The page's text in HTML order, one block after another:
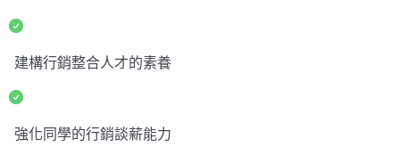
建構行銷整合人才的素養
強化同學的行銷談薪能力